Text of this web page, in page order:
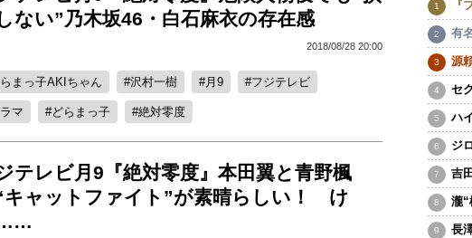
ない”乃木坂46・白石麻衣の存在感
2018/08/28 20:00
まっ子AKIちゃん 沢村一樹 月9 フジテレビ
マ どらまっ子 絶対零度
テレビ月9『絶対零度』本田翼と青野楓
キャットファイト”が素晴らしい！ け
『
有
源
セ
ハ
ジ
吉
瀧“
長